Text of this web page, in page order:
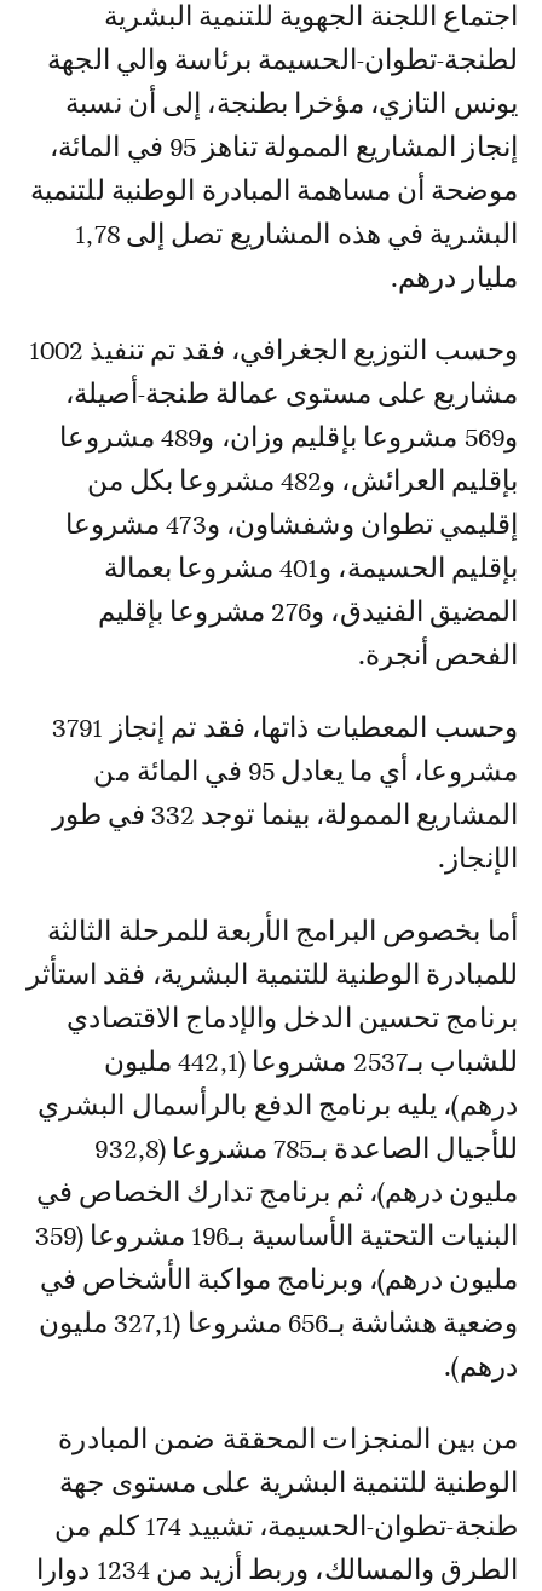
اجتماع اللجنة الجهوية للتنمية البشرية
لطنجة-تطوان-الحسيمة برئاسة والي الجهة
يونس التازي، مؤخرا بطنجة، إلى أن نسبة
إنجاز المشاريع الممولة تناهز 95 في المائة،
موضحة أن مساهمة المبادرة الوطنية للتنمية
البشرية في هذه المشاريع تصل إلى 1,78
مليار درهم.
وحسب التوزيع الجغرافي، فقد تم تنفيذ 1002
مشاريع على مستوى عمالة طنجة-أصيلة،
و569 مشروعا بإقليم وزان، و489 مشروعا
بإقليم العرائش، و482 مشروعا بكل من
إقليمي تطوان وشفشاون، و473 مشروعا
بإقليم الحسيمة، و401 مشروعا بعمالة
المضيق الفنيدق، و276 مشروعا بإقليم
الفحص أنجرة.
وحسب المعطيات ذاتها، فقد تم إنجاز 3791
مشروعا، أي ما يعادل 95 في المائة من
المشاريع الممولة، بينما توجد 332 في طور
الإنجاز.
أما بخصوص البرامج الأربعة للمرحلة الثالثة
للمبادرة الوطنية للتنمية البشرية، فقد استأثر
برنامج تحسين الدخل والإدماج الاقتصادي
للشباب بـ2537 مشروعا (442,1 مليون
درهم)، يليه برنامج الدفع بالرأسمال البشري
للأجيال الصاعدة بـ785 مشروعا (932,8
مليون درهم)، ثم برنامج تدارك الخصاص في
البنيات التحتية الأساسية بـ196 مشروعا (359
مليون درهم)، وبرنامج مواكبة الأشخاص في
وضعية هشاشة بـ656 مشروعا (327,1 مليون
درهم).
من بين المنجزات المحققة ضمن المبادرة
الوطنية للتنمية البشرية على مستوى جهة
طنجة-تطوان-الحسيمة، تشييد 174 كلم من
الطرق والمسالك، وربط أزيد من 1234 دوارا